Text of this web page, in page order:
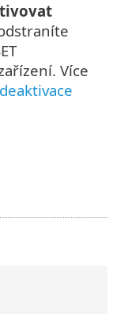
Více
deaktivace